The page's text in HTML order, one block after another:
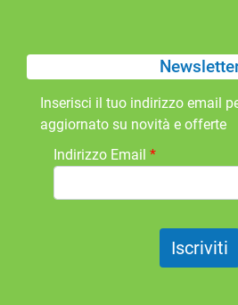
Inserisci il tuo indirizzo email
aggiornato su novità e offerte
Indirizzo Email *